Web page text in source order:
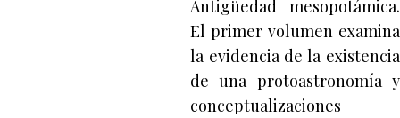
Antigüedad mesopotámica.
El primer volumen examina
la evidencia de la existencia
de una protoastronomía y
conceptualizaciones